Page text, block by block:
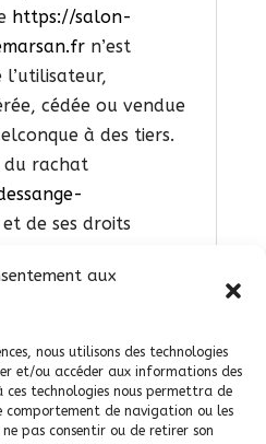
aux
nous utilisons des technologies
et/ou accéder aux informations des
technologies nous permettra de
comportement de navigation ou les
pas consentir ou de retirer son
https://salon-
n’est
l’utilisateur,
cédée ou vendue
à des tiers.
du rachat
et de ses droits
acquéreur qui
de la même
et de
vis à vis de
https://salon-